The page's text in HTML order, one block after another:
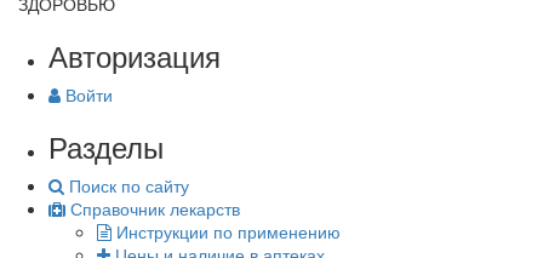
Авторизация
Войти
Разделы
Поиск по сайту
Справочник лекарств
Инструкции по применению